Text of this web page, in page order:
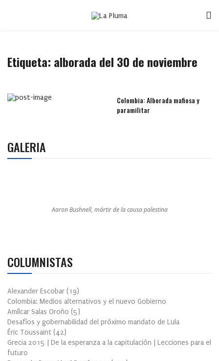
Etiqueta: alborada del 30 de noviembre
Colombia: Alborada mafiosa y
paramilitar
GALERIA
Aaron Bushnell, mártir de la causa palestina
COLUMNISTAS
Alexander Escobar (19)
Colombia: Medios alternativos y el nuevo Gobierno
Amílcar Salas Oroño (5)
Desafíos y gobernabilidad del próximo mandato de Lula
Éric Toussaint (42)
Grecia 2015 | De la esperanza a la capitulación | Lecciones para el
futuro